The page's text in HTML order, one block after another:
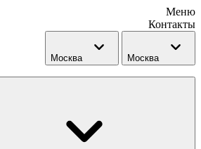
Меню
Контакты
Москва Москва